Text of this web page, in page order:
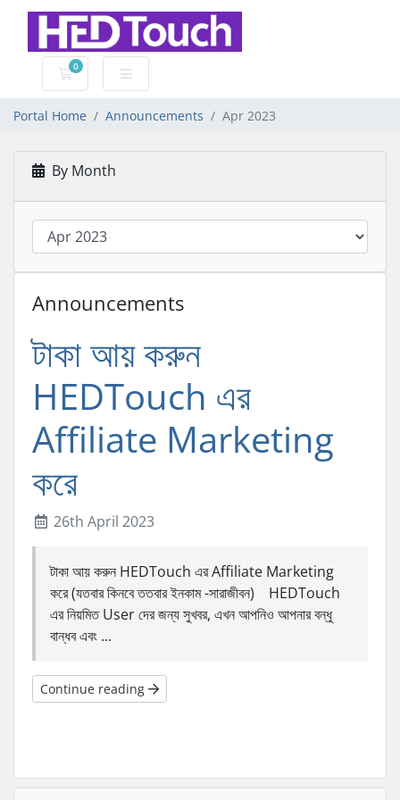
0
Shopping Cart
Portal Home Announcements Apr 2023
By Month
Announcements
টাকা আয় করুন
HEDTouch এর
Affiliate Marketing
করে
26th April 2023
টাকা আয় করুন HEDTouch এর Affiliate Marketing
করে (যতবার কিনবে ততবার ইনকাম -সারাজীবন) HEDTouch
এর নিয়মিত User দের জন্য সুখবর, এখন আপনিও আপনার বন্ধু
বান্ধব এবং ...
Continue reading